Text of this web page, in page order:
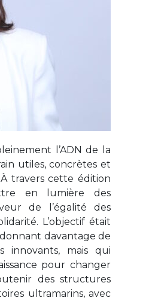
l’ADN de la
utiles, concrètes et
travers cette édition
en lumière des
de l’égalité des
L’objectif était
davantage de
innovants, mais qui
pour changer
des structures
ultramarins, avec